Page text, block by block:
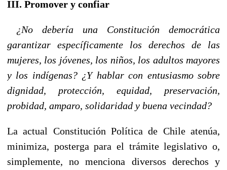
III. Promover y confiar
¿No debería una Constitución democrática
garantizar específicamente los derechos de las
mujeres, los jóvenes, los niños, los adultos mayores
y los indígenas? ¿Y hablar con entusiasmo sobre
dignidad, protección, equidad, preservación,
probidad, amparo, solidaridad y buena vecindad?
La actual Constitución Política de Chile atenúa,
minimiza, posterga para el trámite legislativo o,
simplemente, no menciona diversos derechos y